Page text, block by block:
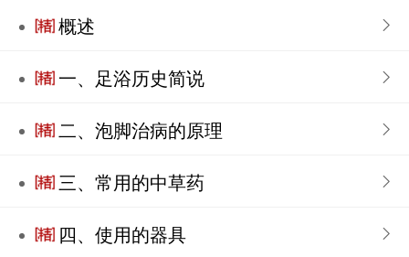
概述
一、足浴历史简说
二、泡脚治病的原理
三、常用的中草药
四、使用的器具